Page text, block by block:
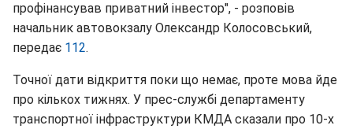
профінансував приватний інвестор", - розповів
начальник автовокзалу Олександр Колосовський,
передає 112.
Точної дати відкриття поки що немає, проте мова йде
про кількох тижнях. У прес-службі департаменту
транспортної інфраструктури КМДА сказали про 10-х